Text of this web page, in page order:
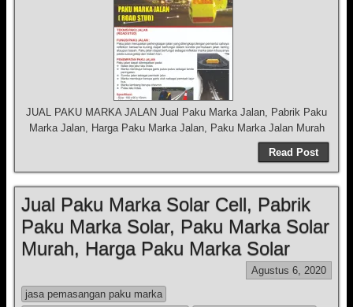
JUAL PAKU MARKA JALAN Jual Paku Marka Jalan, Pabrik Paku
Marka Jalan, Harga Paku Marka Jalan, Paku Marka Jalan Murah
Read Post
Jual Paku Marka Solar Cell, Pabrik
Paku Marka Solar, Paku Marka Solar
Murah, Harga Paku Marka Solar
Agustus 6, 2020
jasa pemasangan paku marka